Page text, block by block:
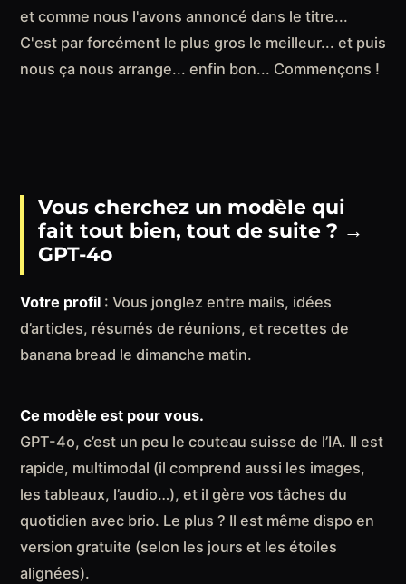
et comme nous l'avons annoncé dans le titre...
C'est par forcément le plus gros le meilleur... et puis
nous ça nous arrange... enfin bon... Commençons !
Vous cherchez un modèle qui
fait tout bien, tout de suite ? →
GPT-4o
Votre profil : Vous jonglez entre mails, idées
d’articles, résumés de réunions, et recettes de
banana bread le dimanche matin.
Ce modèle est pour vous.
GPT-4o, c’est un peu le couteau suisse de l’IA. Il est
rapide, multimodal (il comprend aussi les images,
les tableaux, l’audio…), et il gère vos tâches du
quotidien avec brio. Le plus ? Il est même dispo en
version gratuite (selon les jours et les étoiles
alignées).